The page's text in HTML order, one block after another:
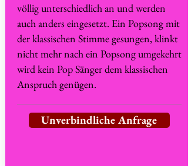
völlig unterschiedlich an und werden
auch anders eingesetzt. Ein Popsong mit
der klassischen Stimme gesungen, klinkt
nicht mehr nach ein Popsong umgekehrt
wird kein Pop Sänger dem klassischen
Anspruch genügen.
Unverbindliche Anfrage